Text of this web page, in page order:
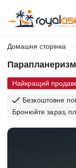
Домашня сторінка
Парапланеризм
Найкращий
Безкоштовне
Бронюйте зараз,